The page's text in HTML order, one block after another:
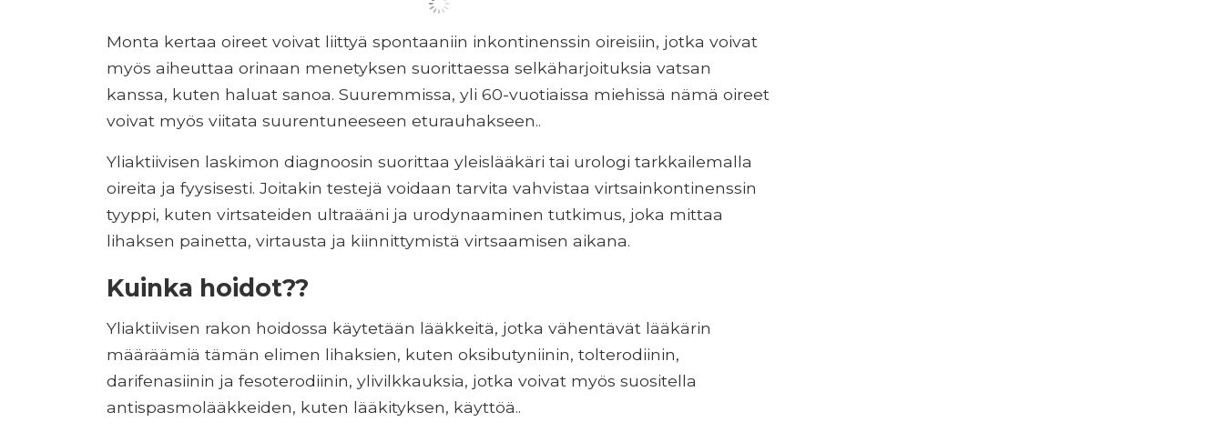
Monta kertaa oireet voivat liittyä spontaaniin inkontinenssin oireisiin, jotka voivat
myös aiheuttaa orinaan menetyksen suorittaessa selkäharjoituksia vatsan
kanssa, kuten haluat sanoa. Suuremmissa, yli 60-vuotiaissa miehissä nämä oireet
voivat myös viitata suurentuneeseen eturauhakseen..
Yliaktiivisen laskimon diagnoosin suorittaa yleislääkäri tai urologi tarkkailemalla
oireita ja fyysisesti. Joitakin testejä voidaan tarvita vahvistaa virtsainkontinenssin
tyyppi, kuten virtsateiden ultraääni ja urodynaaminen tutkimus, joka mittaa
lihaksen painetta, virtausta ja kiinnittymistä virtsaamisen aikana.
Kuinka hoidot??
Yliaktiivisen rakon hoidossa käytetään lääkkeitä, jotka vähentävät lääkärin
määräämiä tämän elimen lihaksien, kuten oksibutyniinin, tolterodiinin,
darifenasiinin ja fesoterodiinin, ylivilkkauksia, jotka voivat myös suositella
antispasmolääkkeiden, kuten lääkityksen, käyttöä..